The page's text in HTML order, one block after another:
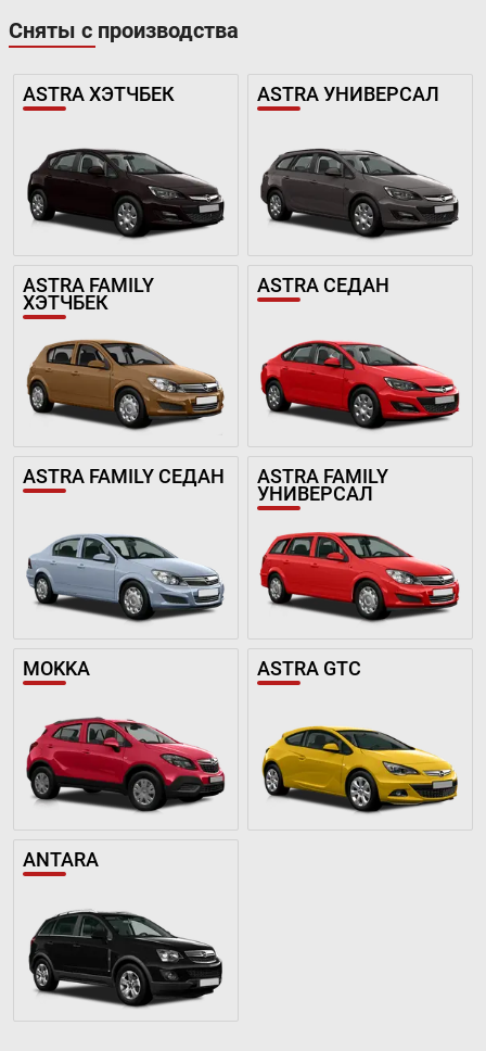
Сняты с производства
ASTRA ХЭТЧБЕК ASTRA УНИВЕРСАЛ
ASTRA FAMILY
ХЭТЧБЕК
ASTRA СЕДАН
ASTRA FAMILY СЕДАН ASTRA FAMILY
УНИВЕРСАЛ
MOKKA ASTRA GTC
ANTARA